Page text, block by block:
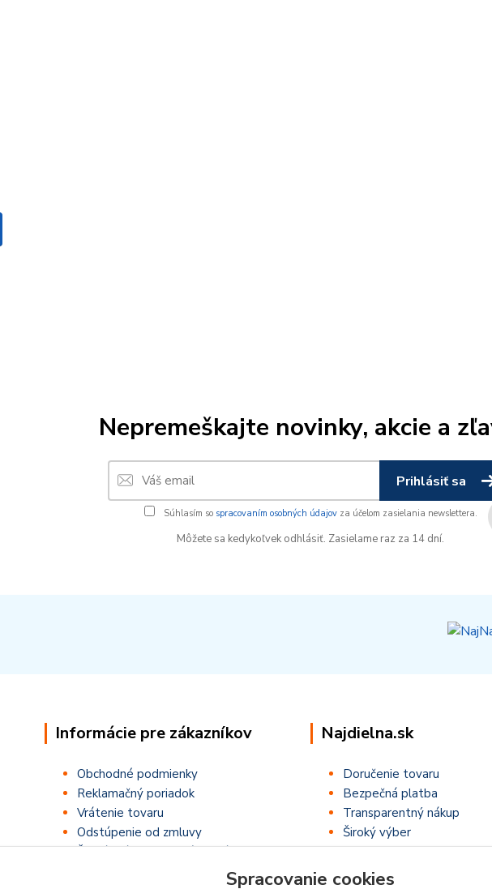
Nepremeškajte novinky, akcie a
Prihlásiť sa
Súhlasím so spracovaním osobných údajovza účelom zasielania newslettera.
Môžete sa kedykoľvek odhlásiť. Zasielame raz za 14 dní.
Informácie pre zákazníkov
Obchodné podmienky
Reklamačný poriadok
Vrátenie tovaru
Odstúpenie od zmluvy
Štatút súťaže ,,Letná NajSúťaž,,
Najdielna.sk
Doručenie tovaru
Bezpečná platba
Transparentný nákup
Široký výber
Spracovanie cookies